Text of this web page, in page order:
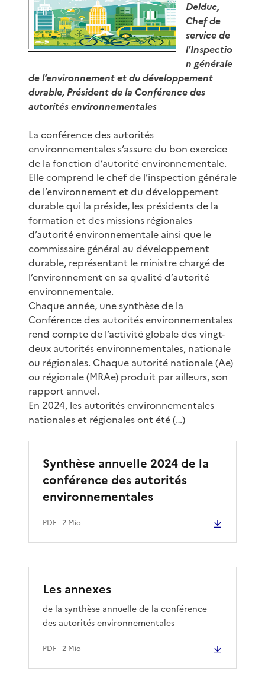
Delduc,
Chef de
service de
l’Inspectio
n générale
de l’environnement et du développement
durable, Président de la Conférence des
autorités environnementales
La conférence des autorités
environnementales s’assure du bon exercice
de la fonction d’autorité environnementale.
Elle comprend le chef de l’inspection générale
de l’environnement et du développement
durable qui la préside, les présidents de la
formation et des missions régionales
d’autorité environnementale ainsi que le
commissaire général au développement
durable, représentant le ministre chargé de
l’environnement en sa qualité d’autorité
environnementale.
Chaque année, une synthèse de la
Conférence des autorités environnementales
rend compte de l’activité globale des vingt-
deux autorités environnementales, nationale
ou régionales. Chaque autorité nationale (Ae)
ou régionale (MRAe) produit par ailleurs, son
rapport annuel.
En 2024, les autorités environnementales
nationales et régionales ont été (…)
Synthèse annuelle 2024 de la
conférence des autorités
environnementales
PDF- 2 Mio
Les annexes
PDF- 2 Mio
de la synthèse annuelle de la conférence
des autorités environnementales